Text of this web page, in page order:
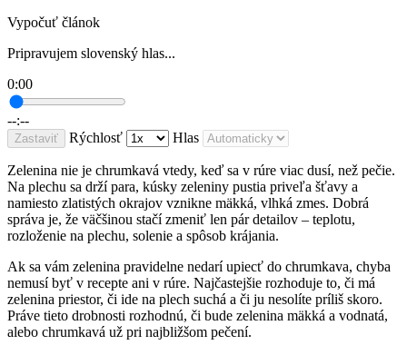
Vypočuť článok
Pripravujem slovenský hlas...
0:00
--:--
Zastaviť Rýchlosť Hlas
Zelenina nie je chrumkavá vtedy, keď sa v rúre viac dusí, než pečie.
Na plechu sa drží para, kúsky zeleniny pustia priveľa šťavy a
namiesto zlatistých okrajov vznikne mäkká, vlhká zmes. Dobrá
správa je, že väčšinou stačí zmeniť len pár detailov – teplotu,
rozloženie na plechu, solenie a spôsob krájania.
Ak sa vám zelenina pravidelne nedarí upiecť do chrumkava, chyba
nemusí byť v recepte ani v rúre. Najčastejšie rozhoduje to, či má
zelenina priestor, či ide na plech suchá a či ju nesolíte príliš skoro.
Práve tieto drobnosti rozhodnú, či bude zelenina mäkká a vodnatá,
alebo chrumkavá už pri najbližšom pečení.